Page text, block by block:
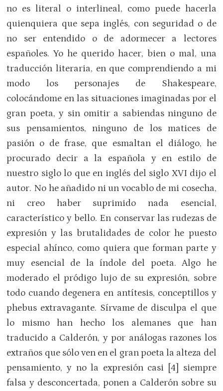
no es literal o interlineal, como puede hacerla
quienquiera que sepa inglés, con seguridad o de
no ser entendido o de adormecer a lectores
españoles. Yo he querido hacer, bien o mal, una
traducción literaria, en que comprendiendo a mi
modo los personajes de Shakespeare,
colocándome en las situaciones imaginadas por el
gran poeta, y sin omitir a sabiendas ninguno de
sus pensamientos, ninguno de los matices de
pasión o de frase, que esmaltan el diálogo, he
procurado decir a la española y en estilo de
nuestro siglo lo que en inglés del siglo XVI dijo el
autor. No he añadido ni un vocablo de mi cosecha,
ni creo haber suprimido nada esencial,
característico y bello. En conservar las rudezas de
expresión y las brutalidades de color he puesto
especial ahínco, como quiera que forman parte y
muy esencial de la índole del poeta. Algo he
moderado el pródigo lujo de su expresión, sobre
todo cuando degenera en antítesis, conceptillos y
phebus extravagante. Sírvame de disculpa el que
lo mismo han hecho los alemanes que han
traducido a Calderón, y por análogas razones los
extraños que sólo ven en el gran poeta la alteza del
pensamiento, y no la expresión casi [4] siempre
falsa y desconcertada, ponen a Calderón sobre su